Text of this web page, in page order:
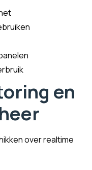
en
over realtime